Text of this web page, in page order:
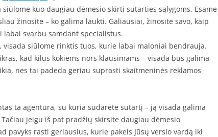
siūlome kuo daugiau dėmesio skirti sutarties sąlygoms. Esame
žinosite – ko galima laukti. Galiausiai, žinosite savo, kaip
labai svarbu samdant specialistus.
visada siūlome rinktis tuos, kurie labai maloniai bendrauja.
kad kilus kokiems nors klausimams – visada bus galima
nes tai padeda geriau suprasti skaitmeninės reklamos
ta agentūra, su kuria sudarėte sutartį – ją visada galima
jeigu iš pat pradžių skirsite daugiau dėmesio
pavyks rasti geriausius, kurie pakels Jūsų verslo vardą iki